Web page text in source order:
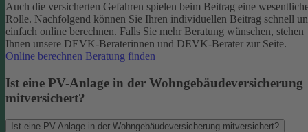
Auch die versicherten Gefahren spielen beim Beitrag eine
Rolle. Nachfolgend können Sie Ihren individuellen Beitrag schnell
einfach online berechnen. Falls Sie mehr Beratung wünschen, stehen
Ihnen unsere DEVK-Beraterinnen und DEVK-Berater zur Seite.
Online berechnen Beratung finden
Ist eine PV-Anlage in der Wohngebäudeversicherung
mitversichert?
Ist eine PV-Anlage in der Wohngebäudeversicherung mitversichert?